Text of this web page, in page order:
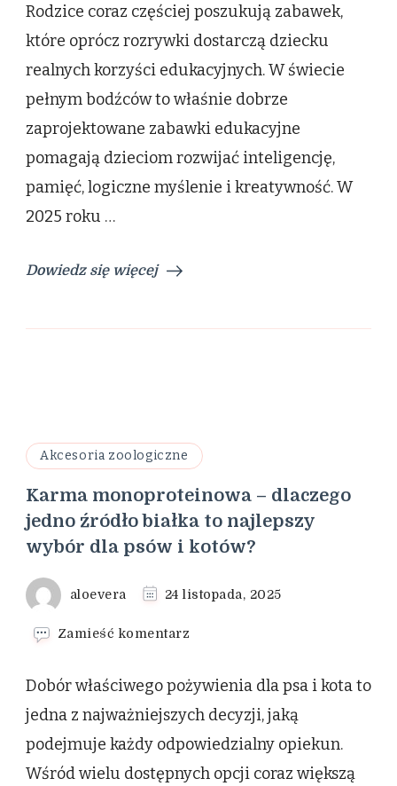
edukacyjne,
które
uczą
jak
wybrać
modele
dla
Rodzice coraz częściej poszukują zabawek,
które oprócz rozrywki dostarczą dziecku
realnych korzyści edukacyjnych. W świecie
pełnym bodźców to właśnie dobrze
zaprojektowane zabawki edukacyjne
pomagają dzieciom rozwijać inteligencję,
pamięć, logiczne myślenie i kreatywność. W
2025 roku …
Dowiedz się więcej
Akcesoria zoologiczne
Karma monoproteinowa – dlaczego
jedno źródło białka to najlepszy
wybór dla psów i kotów?
aloevera 24 listopada, 2025
Zamieść komentarz
monoproteinowa
–
dlaczego
jedno
białka
Dobór właściwego pożywienia dla psa i kota to
jedna z najważniejszych decyzji, jaką
podejmuje każdy odpowiedzialny opiekun.
Wśród wielu dostępnych opcji coraz większą